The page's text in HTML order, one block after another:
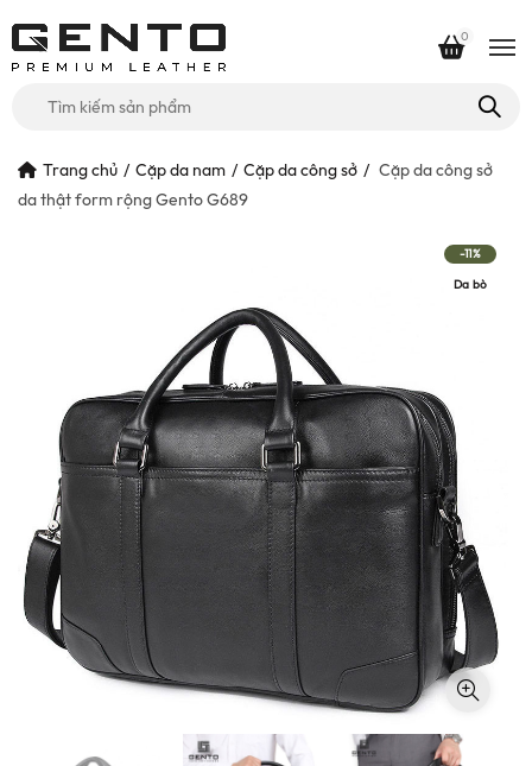
cho:
0
Trang chủ Cặp da nam Cặp da công sở
Cặp da công sở
da thật form rộng Gento G689
-11%
Da bò